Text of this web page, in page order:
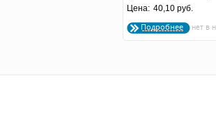
(фракция 10-15 мм.)
Цена: 40,10 руб.
Подробнее